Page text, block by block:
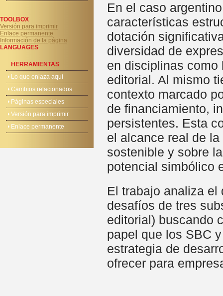
TOOLBOX
Versión para imprimir
Enlace permanente
Información de la página
LANGUAGES
HERRAMIENTAS
Lo que enlaza aquí
Cambios relacionados
Páginas especiales
Versión para imprimir
Enlace permanente
En el caso
características
dotación
diversidad de
en disciplinas
editorial. Al mismo
contexto marcado
de financiamiento,
persistentes. Esta
el alcance real de
sostenible y sobre
potencial simbólico
El trabajo analiza
desafíos de tres
editorial) buscando
papel que los SBC
estrategia de
ofrecer para